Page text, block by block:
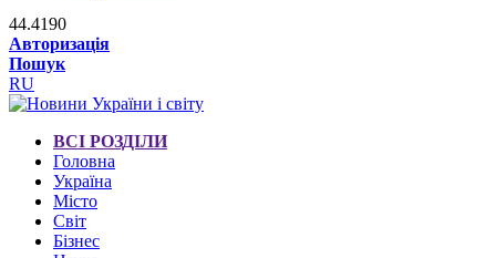
44.4190
Авторизація
Пошук
RU
ВСІ РОЗДІЛИ
Головна
Україна
Місто
Світ
Бізнес